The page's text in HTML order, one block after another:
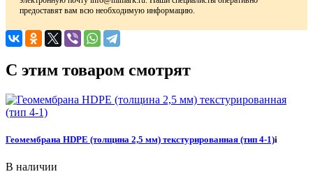
предоставят вам всю необходимую информацию.
C этим товаром смотрят
Геомембрана HDPE (толщина 2,5 мм) текстурированная (тип 4-1)i
В наличии